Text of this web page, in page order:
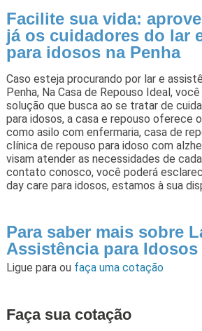
Facilite sua vida:
já os cuidadores do lar
para idosos na Penha
Caso esteja procurando por lar e
Penha, Na Casa de Repouso Ideal,
solução que busca ao se tratar de
para idosos, a casa e repouso oferece
como asilo com enfermaria, casa de
clínica de repouso para idoso com
visam atender as necessidades de
contato conosco, você poderá
day care para idosos, estamos à sua
Para saber mais sobre
Assistência para Idosos
Ligue para ou faça uma cotação
Faça sua cotação